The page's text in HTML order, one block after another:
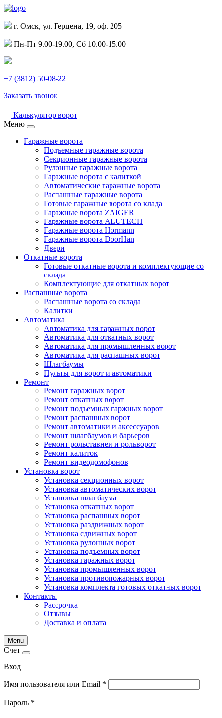
г. Омск, ул. Герцена, 19, оф. 205
Пн-Пт 9.00-19.00, Сб 10.00-15.00
+7 (3812) 50-08-22
Заказать звонок
Калькулятор ворот
Меню
Гаражные ворота
Подъемные гаражные ворота
Секционные гаражные ворота
Рулонные гаражные ворота
Гаражные ворота с калиткой
Автоматические гаражные ворота
Распашные гаражные ворота
Готовые гаражные ворота со клада
Гаражные ворота ZAIGER
Гаражные ворота ALUTECH
Гаражные ворота Hormann
Гаражные ворота DoorHan
Двери
Откатные ворота
Готовые откатные ворота и комплектующие со
склада
Комплектующие для откатных ворот
Распашные ворота
Распашные ворота со склада
Калитки
Автоматика
Автоматика для гаражных ворот
Автоматика для откатных ворот
Автоматика для промышленных ворот
Автоматика для распашных ворот
Шлагбаумы
Пульты для ворот и автоматики
Ремонт
Ремонт гаражных ворот
Ремонт откатных ворот
Ремонт подъемных гаржных ворот
Ремонт распашных ворот
Ремонт автоматики и аксессуаров
Ремонт шлагбаумов и барьеров
Ремонт рольставней и рольворот
Ремонт калиток
Ремонт видеодомофонов
Установка ворот
Установка секционных ворот
Установка автоматических ворот
Установка шлагбаума
Установка откатных ворот
Установка распашных ворот
Установка раздвижных ворот
Установка сдвижных ворот
Установка рулонных ворот
Установка подъемных ворот
Установка гаражных ворот
Установка промышленных ворот
Установка противопожарных ворот
Установка комплекта готовых откатных ворот
Контакты
Рассрочка
Отзывы
Доставка и оплата
Menu
Счет
Вход
Имя пользователя или Email *
Пароль *